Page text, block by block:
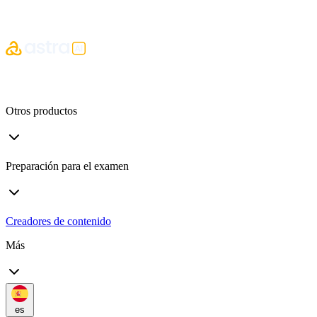
Otros productos
Preparación para el examen
Creadores de contenido
Más
es